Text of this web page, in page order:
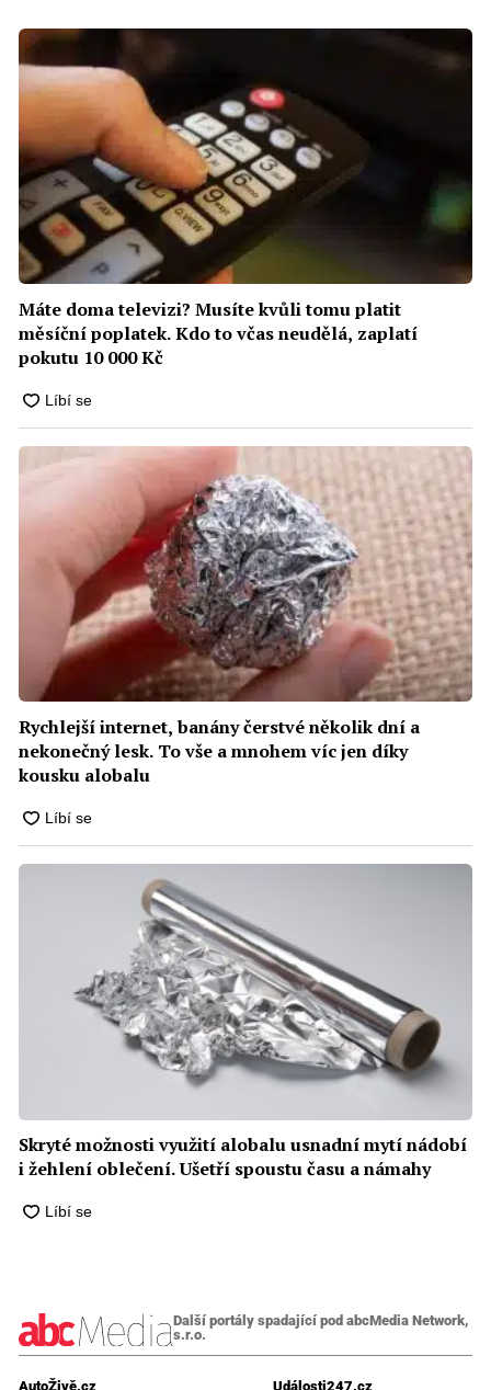
Máte doma televizi? Musíte kvůli tomu platit
měsíční poplatek. Kdo to včas neudělá, zaplatí
pokutu 10 000 Kč
Rychlejší internet, banány čerstvé několik dní a
nekonečný lesk. To vše a mnohem víc jen díky
kousku alobalu
Skryté možnosti využití alobalu usnadní mytí nádobí
i žehlení oblečení. Ušetří spoustu času a námahy
Další portály spadající pod abcMedia Network,
s.r.o.
AutoŽivě.cz
Události247.cz